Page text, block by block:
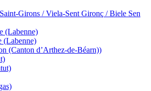
Girons / Viela-Sent Gironç / Biele Sen
(Labenne)
(Labenne)
(Canton d’Arthez-de-Béarn))